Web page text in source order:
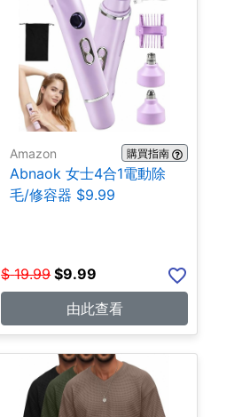
Amazon 購買指南
Abnaok 女士4合1電動除
毛/修容器 $9.99
$ 19.99 $9.99
由此查看